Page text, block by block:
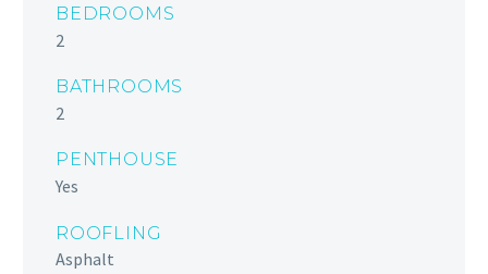
BEDROOMS
2
BATHROOMS
2
PENTHOUSE
Yes
ROOFLING
Asphalt